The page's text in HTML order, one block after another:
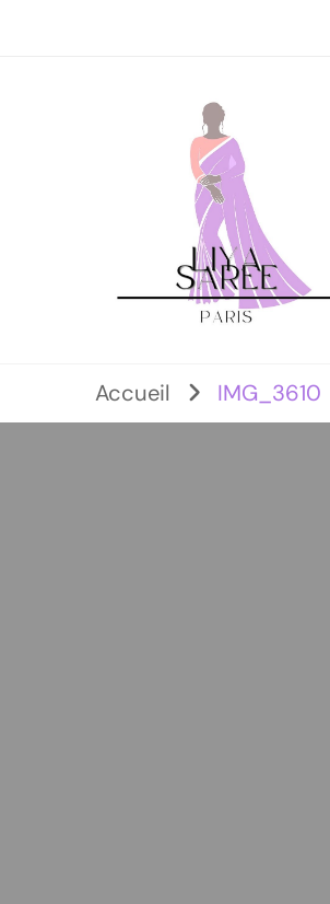
Accueil IMG_3610